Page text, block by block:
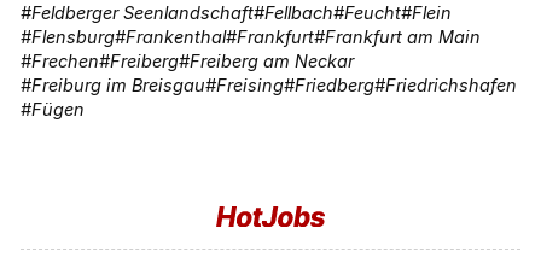
Feldberger Seenlandschaft Fellbach Feucht Flein
Flensburg Frankenthal Frankfurt Frankfurt am Main
Frechen Freiberg Freiberg am Neckar
Freiburg im Breisgau Freising Friedberg Friedrichshafen
Fügen